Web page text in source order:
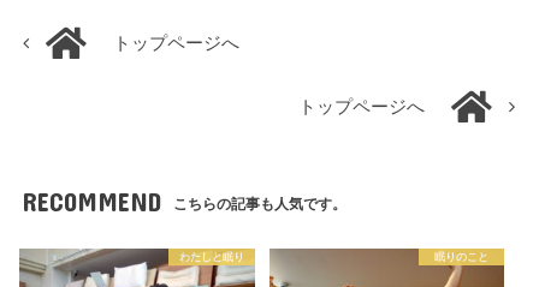
トップページへ
トップページへ
RECOMMEND こちらの記事も人気です。
わたしと眠り 眠りのこと